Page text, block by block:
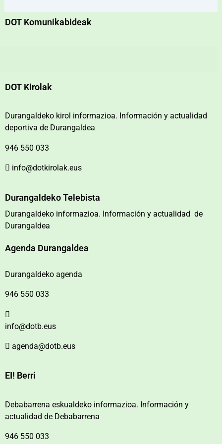
DOT Komunikabideak
DOT Kirolak
Durangaldeko kirol informazioa. Información y actualidad
deportiva de Durangaldea
946 550 033
info@dotkirolak.eus
Durangaldeko Telebista
Durangaldeko informazioa. Información y actualidad de
Durangaldea
Agenda Durangaldea
Durangaldeko agenda
946 550 033
info@dotb.eus
agenda@dotb.eus
EI! Berri
Debabarrena eskualdeko informazioa. Información y
actualidad de Debabarrena
946 550 033